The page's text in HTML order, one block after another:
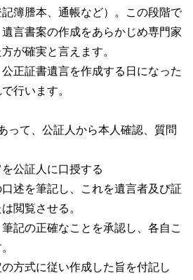
簿謄本、通帳など）。この段階で
言書案の作成をあらかじめ専門家
が確実と言えます。
正証書遺言を作成する日になった
行います。
って、公証人から本人確認、質問
公証人に口授する
述を筆記し、これを遺言者及び証
閲覧させる。
記の正確なことを承認し、各自こ
方式に従い作成した旨を付記し